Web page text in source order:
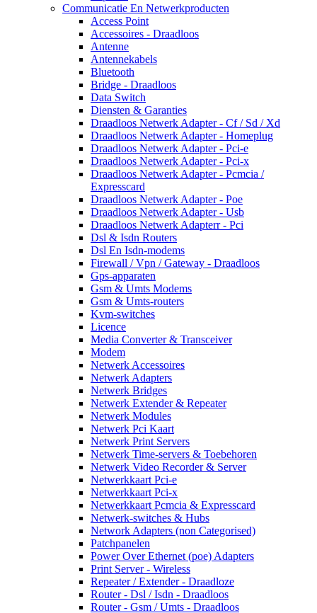
Communicatie En Netwerkproducten
Access Point
Accessoires - Draadloos
Antenne
Antennekabels
Bluetooth
Bridge - Draadloos
Data Switch
Diensten & Garanties
Draadloos Netwerk Adapter - Cf / Sd / Xd
Draadloos Netwerk Adapter - Homeplug
Draadloos Netwerk Adapter - Pci-e
Draadloos Netwerk Adapter - Pci-x
Draadloos Netwerk Adapter - Pcmcia /
Expresscard
Draadloos Netwerk Adapter - Poe
Draadloos Netwerk Adapter - Usb
Draadloos Netwerk Adapterr - Pci
Dsl & Isdn Routers
Dsl En Isdn-modems
Firewall / Vpn / Gateway - Draadloos
Gps-apparaten
Gsm & Umts Modems
Gsm & Umts-routers
Kvm-switches
Licence
Media Converter & Transceiver
Modem
Netwerk Accessoires
Netwerk Adapters
Netwerk Bridges
Netwerk Extender & Repeater
Netwerk Modules
Netwerk Pci Kaart
Netwerk Print Servers
Netwerk Time-servers & Toebehoren
Netwerk Video Recorder & Server
Netwerkkaart Pci-e
Netwerkkaart Pci-x
Netwerkkaart Pcmcia & Expresscard
Netwerk-switches & Hubs
Network Adapters (non Categorised)
Patchpanelen
Power Over Ethernet (poe) Adapters
Print Server - Wireless
Repeater / Extender - Draadloze
Router - Dsl / Isdn - Draadloos
Router - Gsm / Umts - Draadloos